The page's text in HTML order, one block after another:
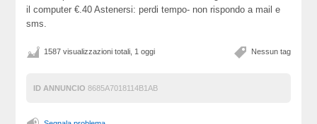
il computer €.40 Astenersi: perdi tempo- non rispondo a mail e
sms.
Nessun tag
1587 visualizzazioni totali, 1 oggi
ID ANNUNCIO 8685A7018114B1AB